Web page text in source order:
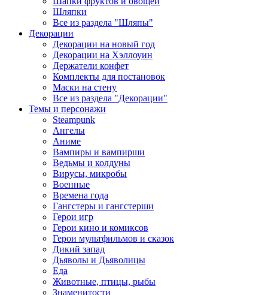
Шляпки
Все из раздела "Шляпы"
Декорации
Декорации на новый год
Декорации на Хэллоуин
Держатели конфет
Комплекты для постановок
Маски на стену
Все из раздела "Декорации"
Темы и персонажи
Steampunk
Ангелы
Аниме
Вампиры и вампирши
Ведьмы и колдуны
Вирусы, микробы
Военные
Времена года
Гангстеры и гангстерши
Герои игр
Герои кино и комиксов
Герои мультфильмов и сказок
Дикий запад
Дьяволы и Дьяволицы
Еда
Животные, птицы, рыбы
Знаменитости